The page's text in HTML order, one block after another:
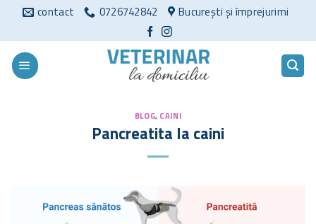
conținut
contact 0726742842 București și împrejurimi
BLOG, CAINI
Pancreatita la caini